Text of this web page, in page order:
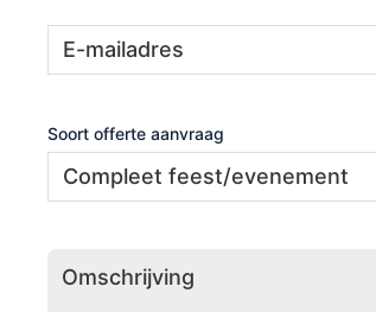
mailadres
Soort offerte aanvraag